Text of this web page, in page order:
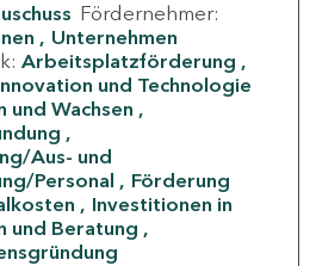
Fördernehmer:
Unternehmen
Arbeitsplatzförderung
und Technologie
und Wachsen
Aus- und
Personal
Förderung
Investitionen in
und Beratung